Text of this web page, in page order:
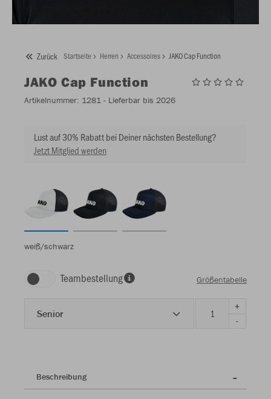
Zurück Startseite Herren Accessoires JAKO Cap Function
JAKO Cap Function
Artikelnummer: 1281 - Lieferbar bis 2026
Lust auf 30% Rabatt bei Deiner nächsten Bestellung?
Jetzt Mitglied werden
weiß/schwarz
Teambestellung Größentabelle
Senior
+
-
Beschreibung